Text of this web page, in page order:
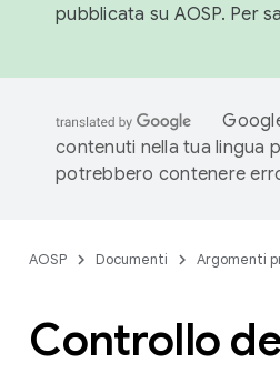
pubblicata su AOSP. Per
contenuti nella tua lingua
potrebbero contenere
AOSP Documenti Argomenti
Controllo